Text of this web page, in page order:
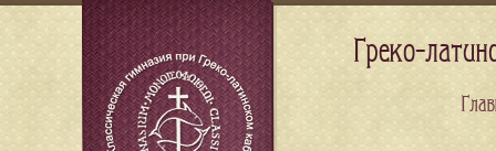
Греко-